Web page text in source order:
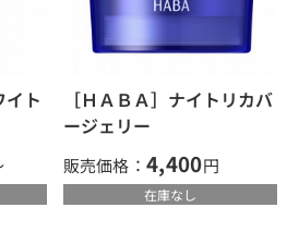
イト
［ＨＡＢＡ］ナイトリカバ
ージェリー
販売価格： 4,400円
在庫なし